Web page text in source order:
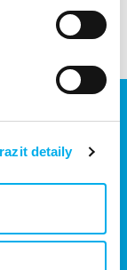
detaily
oblasti IT,
commerce
odborníky